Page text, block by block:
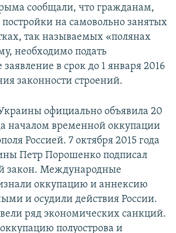
сообщали, что гражданам,
на самовольно занятых
так называемых «полянах
необходимо подать
в срок до 1 января 2016
законности строений.
официально объявила 20
началом временной оккупации
Россией. 7 октября 2015 года
Петр Порошенко подписал
закон. Международные
оккупацию и аннексию
и осудили действия России.
ряд экономических санкций.
полуострова и